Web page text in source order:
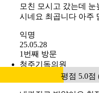
모친 모시고 갔는데
시네요 최곱니다 아주
익명
25.05.28
1번째 방문
청주기독의원
평점 5.0점